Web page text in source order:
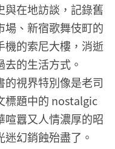
與在地訪談，記錄舊
場、新宿歌舞伎町的
機的索尼大樓，消逝
的生活方式。
視界特別像是老司
標題中的 nostalgic
喧囂又人情濃厚的昭
幻銷蝕殆盡了。